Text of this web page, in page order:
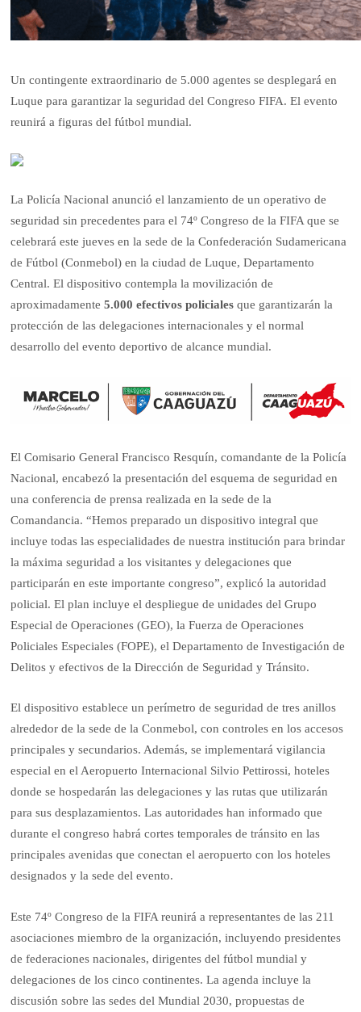
Un contingente extraordinario de 5.000 agentes se desplegará en
Luque para garantizar la seguridad del Congreso FIFA. El evento
reunirá a figuras del fútbol mundial.
La Policía Nacional anunció el lanzamiento de un operativo de
seguridad sin precedentes para el 74º Congreso de la FIFA que se
celebrará este jueves en la sede de la Confederación Sudamericana
de Fútbol (Conmebol) en la ciudad de Luque, Departamento
Central. El dispositivo contempla la movilización de
aproximadamente 5.000 efectivos policiales que garantizarán la
protección de las delegaciones internacionales y el normal
desarrollo del evento deportivo de alcance mundial.
El Comisario General Francisco Resquín, comandante de la Policía
Nacional, encabezó la presentación del esquema de seguridad en
una conferencia de prensa realizada en la sede de la
Comandancia. “Hemos preparado un dispositivo integral que
incluye todas las especialidades de nuestra institución para brindar
la máxima seguridad a los visitantes y delegaciones que
participarán en este importante congreso”, explicó la autoridad
policial. El plan incluye el despliegue de unidades del Grupo
Especial de Operaciones (GEO), la Fuerza de Operaciones
Policiales Especiales (FOPE), el Departamento de Investigación de
Delitos y efectivos de la Dirección de Seguridad y Tránsito.
El dispositivo establece un perímetro de seguridad de tres anillos
alrededor de la sede de la Conmebol, con controles en los accesos
principales y secundarios. Además, se implementará vigilancia
especial en el Aeropuerto Internacional Silvio Pettirossi, hoteles
donde se hospedarán las delegaciones y las rutas que utilizarán
para sus desplazamientos. Las autoridades han informado que
durante el congreso habrá cortes temporales de tránsito en las
principales avenidas que conectan el aeropuerto con los hoteles
designados y la sede del evento.
Este 74º Congreso de la FIFA reunirá a representantes de las 211
asociaciones miembro de la organización, incluyendo presidentes
de federaciones nacionales, dirigentes del fútbol mundial y
delegaciones de los cinco continentes. La agenda incluye la
discusión sobre las sedes del Mundial 2030, propuestas de